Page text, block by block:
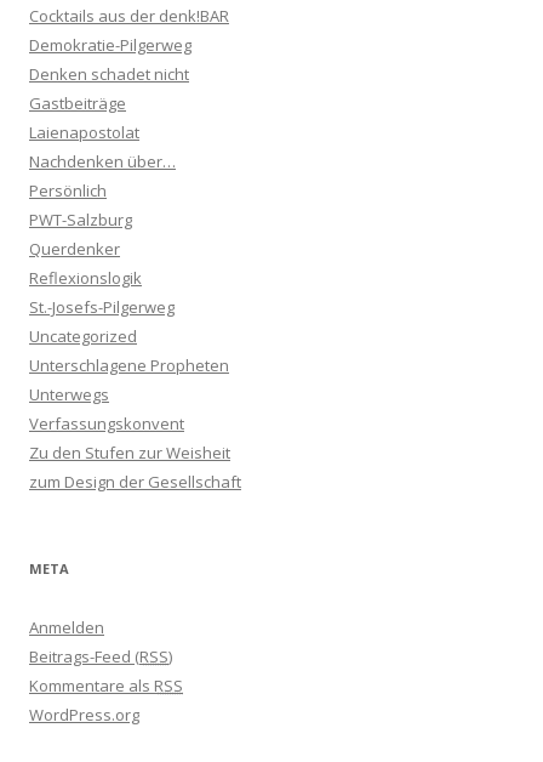
Cocktails aus der denk!BAR
Demokratie-Pilgerweg
Denken schadet nicht
Gastbeiträge
Laienapostolat
Nachdenken über…
Persönlich
PWT-Salzburg
Querdenker
Reflexionslogik
St.-Josefs-Pilgerweg
Uncategorized
Unterschlagene Propheten
Unterwegs
Verfassungskonvent
Zu den Stufen zur Weisheit
zum Design der Gesellschaft
META
Anmelden
Beitrags-Feed (RSS)
Kommentare als RSS
WordPress.org